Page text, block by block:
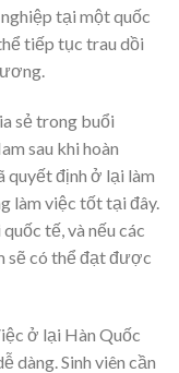
tại một quốc
tiếp tục trau dồi
sẻ trong buổi
sau khi hoàn
quyết định ở lại làm
làm việc tốt tại đây.
tế, và nếu các
sẽ có thể đạt được
ở lại Hàn Quốc
dàng. Sinh viên cần